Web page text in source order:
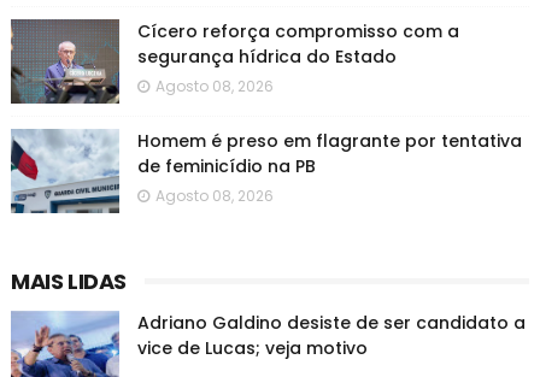
Cícero reforça compromisso com a
segurança hídrica do Estado
Agosto 08, 2026
Homem é preso em flagrante por tentativa
de feminicídio na PB
Agosto 08, 2026
MAIS LIDAS
Adriano Galdino desiste de ser candidato a
vice de Lucas; veja motivo